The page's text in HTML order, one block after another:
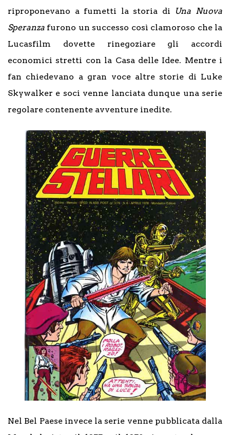
riproponevano a fumetti la storia di
Una Nuova
Speranza furono un successo così clamoroso che la
Lucasfilm dovette rinegoziare gli accordi
economici stretti con la Casa delle Idee. Mentre i
fan chiedevano a gran voce altre storie di Luke
Skywalker e soci venne lanciata dunque una serie
regolare contenente avventure inedite.
Nel Bel Paese invece la serie venne pubblicata dalla